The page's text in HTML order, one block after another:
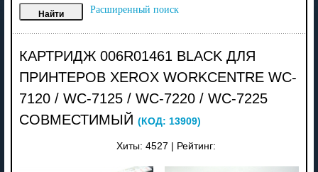
Расширенный поиск
КАРТРИДЖ 006R01461 BLACK ДЛЯ
ПРИНТЕРОВ XEROX WORKCENTRE WC-
7120 / WC-7125 / WC-7220 / WC-7225
СОВМЕСТИМЫЙ (КОД: 13909)
Хиты: 4527 Рейтинг: